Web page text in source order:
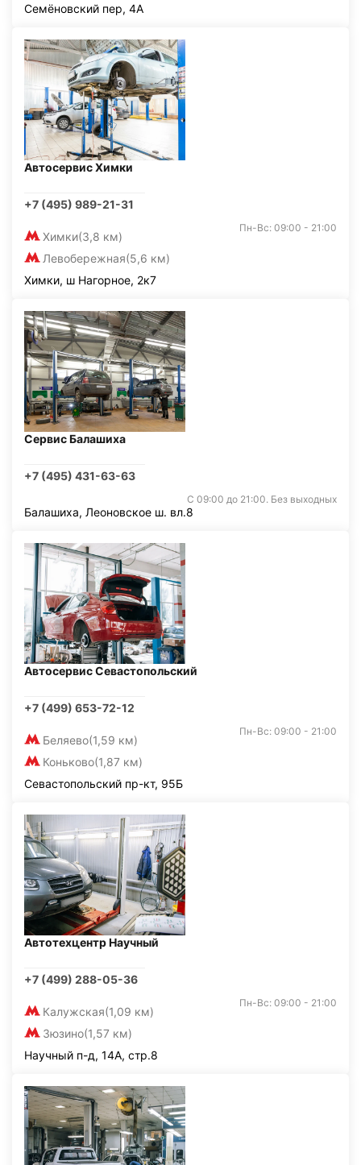
Семёновский пер, 4А
Автосервис Химки
+7 (495) 989-21-31
Химки(3,8 км)
Левобережная(5,6 км)
Пн-Вс: 09:00 - 21:00
Химки, ш Нагорное, 2к7
Сервис Балашиха
+7 (495) 431-63-63
С 09:00 до 21:00. Без выходных
Балашиха, Леоновское ш. вл.8
Автосервис Севастопольский
+7 (499) 653-72-12
Беляево(1,59 км)
Коньково(1,87 км)
Пн-Вс: 09:00 - 21:00
Севастопольский пр-кт, 95Б
Автотехцентр Научный
+7 (499) 288-05-36
Калужская(1,09 км)
Зюзино(1,57 км)
Пн-Вс: 09:00 - 21:00
Научный п-д, 14А, стр.8